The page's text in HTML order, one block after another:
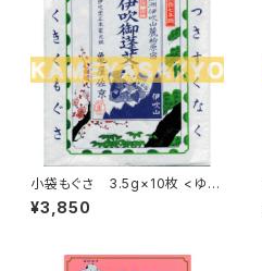
小袋もぐさ 3.5g×10枚 <ゆう
パケット便利用可>
¥3,850